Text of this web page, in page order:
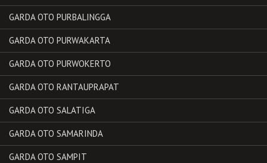
GARDA OTO PURBALINGGA
GARDA OTO PURWAKARTA
GARDA OTO PURWOKERTO
GARDA OTO RANTAUPRAPAT
GARDA OTO SALATIGA
GARDA OTO SAMARINDA
GARDA OTO SAMPIT